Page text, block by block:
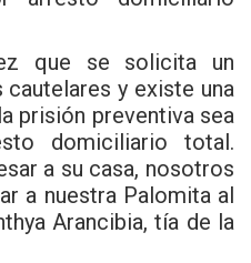
que se solicita un
y existe una
prisión preventiva sea
domiciliario total.
a su casa, nosotros
a nuestra Palomita al
Arancibia, tía de la